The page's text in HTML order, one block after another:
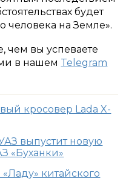
будет
человека на Земле».
чем вы успеваете
в нашем Telegram
кросовер Lada X-
выпустит новую
«Буханки»
китайского